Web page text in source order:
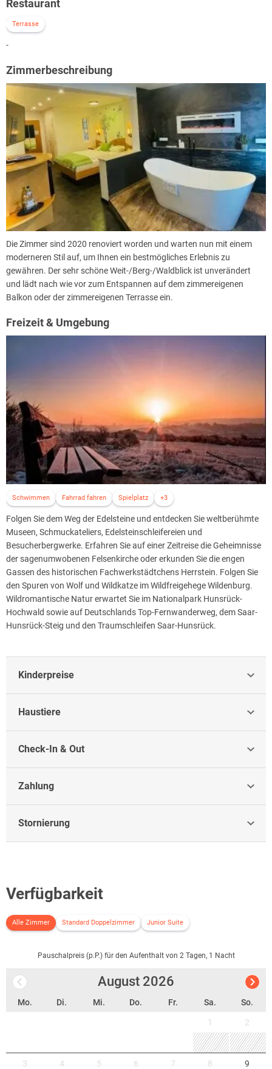
Restaurant
Terrasse
-
Zimmerbeschreibung
Die Zimmer sind 2020 renoviert worden und warten nun mit einem
moderneren Stil auf, um Ihnen ein bestmögliches Erlebnis zu
gewähren. Der sehr schöne Weit-/Berg-/Waldblick ist unverändert
und lädt nach wie vor zum Entspannen auf dem zimmereigenen
Balkon oder der zimmereigenen Terrasse ein.
Freizeit & Umgebung
Schwimmen Fahrrad fahren Spielplatz +3
Folgen Sie dem Weg der Edelsteine und entdecken Sie weltberühmte
Museen, Schmuckateliers, Edelsteinschleifereien und
Besucherbergwerke. Erfahren Sie auf einer Zeitreise die Geheimnisse
der sagenumwobenen Felsenkirche oder erkunden Sie die engen
Gassen des historischen Fachwerkstädtchens Herrstein. Folgen Sie
den Spuren von Wolf und Wildkatze im Wildfreigehege Wildenburg.
Wildromantische Natur erwartet Sie im Nationalpark Hunsrück-
Hochwald sowie auf Deutschlands Top-Fernwanderweg, dem Saar-
Hunsrück-Steig und den Traumschleifen Saar-Hunsrück.
Kinderpreise
Haustiere
Check-In & Out
Zahlung
Stornierung
Verfügbarkeit
Alle Zimmer Standard Doppelzimmer Junior Suite
Pauschalpreis (p.P.) für den Aufenthalt von 2 Tagen, 1 Nacht
August 2026
Mo. Di. Mi. Do. Fr. Sa. So.
1 2
3 4 5 6 7 8 9